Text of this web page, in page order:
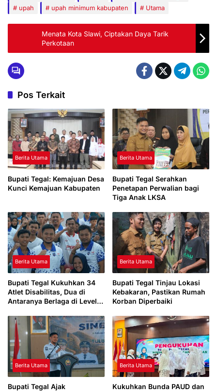
upah
upah minimum kabupaten Utama
Menata Kota Slawi, Ciptakan Daya Tarik
Perkotaan
Pos Terkait
Berita Utama
Bupati Tegal: Kemajuan Desa
Kunci Kemajuan Kabupaten
Berita Utama
Bupati Tegal Serahkan
Penetapan Perwalian bagi
Tiga Anak LKSA
Berita Utama
Bupati Tegal Kukuhkan 34
Atlet Disabilitas, Dua di
Antaranya Berlaga di Level
Berita Utama
Bupati Tegal Tinjau Lokasi
Kebakaran, Pastikan Rumah
Korban Diperbaiki
Berita Utama
Bupati Tegal Ajak
Berita Utama
Kukuhkan Bunda PAUD dan